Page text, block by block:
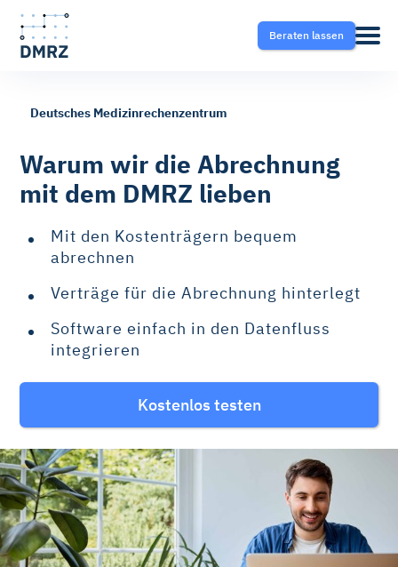
Beraten lassen
Krankentransport- und
Fahrtvermittlung
Therapeutensoftware
Pflegesoftware
Pflege-App
Vorfinanzierung
Krankentransport
Heilmittel
Selektivverträge
Rehasport & Funktionstraining
FAQ
Ratgeber
Deutsches Medizinrechenzentrum
Warum wir die Abrechnung
mit dem DMRZ lieben
Mit den Kostenträgern bequem
abrechnen
Verträge für die Abrechnung hinterlegt
Software einfach in den Datenfluss
integrieren
Kostenlos testen